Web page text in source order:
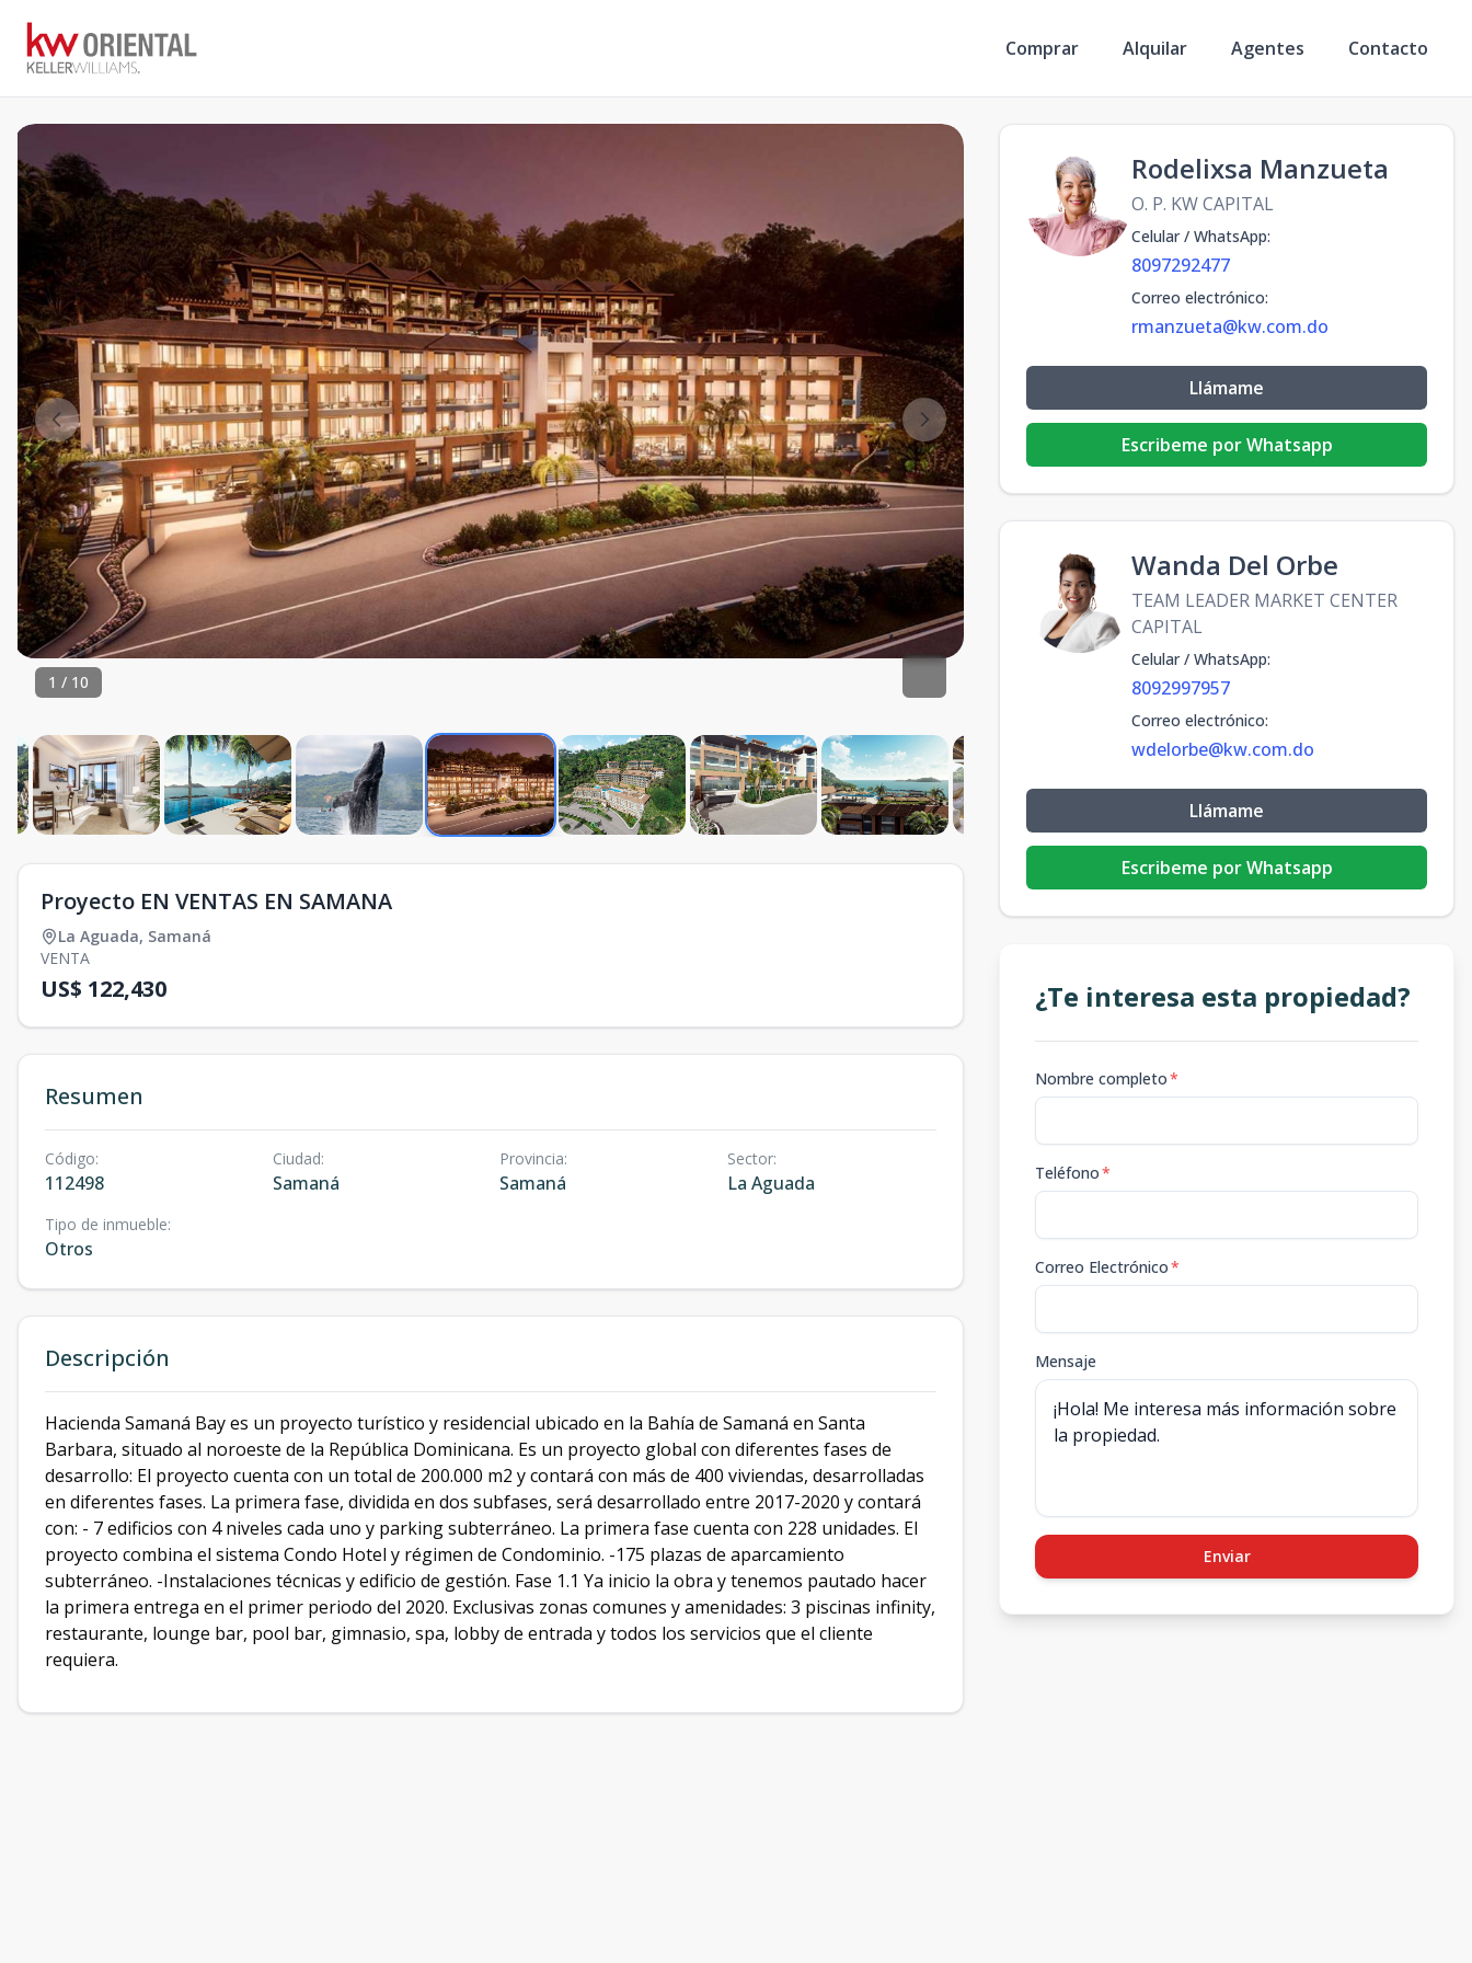
Comprar Alquilar Agentes Contacto
1 / 10
Proyecto EN VENTAS EN SAMANA
La Aguada, Samaná
VENTA
US$ 122,430
Resumen
Código:
112498
Ciudad:
Samaná
Provincia:
Samaná
Sector:
La Aguada
Tipo de inmueble:
Otros
Descripción
Hacienda Samaná Bay es un proyecto turístico y residencial ubicado en la Bahía de Samaná en Santa
Barbara, situado al noroeste de la República Dominicana. Es un proyecto global con diferentes fases de
desarrollo: El proyecto cuenta con un total de 200.000 m2 y contará con más de 400 viviendas, desarrolladas
en diferentes fases. La primera fase, dividida en dos subfases, será desarrollado entre 2017-2020 y contará
con: - 7 edificios con 4 niveles cada uno y parking subterráneo. La primera fase cuenta con 228 unidades. El
proyecto combina el sistema Condo Hotel y régimen de Condominio. -175 plazas de aparcamiento
subterráneo. -Instalaciones técnicas y edificio de gestión. Fase 1.1 Ya inicio la obra y tenemos pautado hacer
la primera entrega en el primer periodo del 2020. Exclusivas zonas comunes y amenidades: 3 piscinas infinity,
restaurante, lounge bar, pool bar, gimnasio, spa, lobby de entrada y todos los servicios que el cliente
requiera.
Rodelixsa Manzueta
O. P. KW CAPITAL
Celular / WhatsApp:
8097292477
Correo electrónico:
rmanzueta@kw.com.do
Llámame
Escribeme por Whatsapp
Wanda Del Orbe
TEAM LEADER MARKET CENTER
CAPITAL
Celular / WhatsApp:
8092997957
Correo electrónico:
wdelorbe@kw.com.do
Llámame
Escribeme por Whatsapp
¿Te interesa esta propiedad?
Nombre completo*
Teléfono*
Correo Electrónico*
Mensaje
Enviar